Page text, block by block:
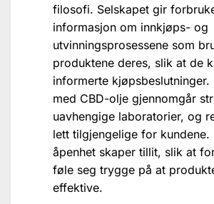
filosofi. Selskapet gir
informasjon om innkjøps- og
utvinningsprosessene som
produktene deres, slik at de
informerte kjøpsbeslutninger.
med CBD-olje gjennomgår
uavhengige laboratorier, og
lett tilgjengelige for kundene.
åpenhet skaper tillit, slik at
føle seg trygge på at
effektive.